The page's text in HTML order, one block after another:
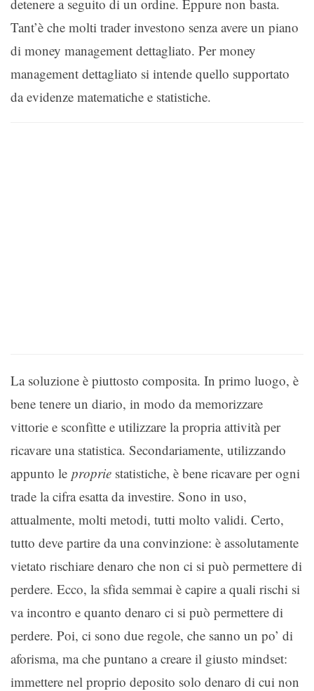
detenere a seguito di un ordine. Eppure non basta.
Tant’è che molti trader investono senza avere un piano
di money management dettagliato. Per money
management dettagliato si intende quello supportato
da evidenze matematiche e statistiche.
La soluzione è piuttosto composita. In primo luogo, è
bene tenere un diario, in modo da memorizzare
vittorie e sconfitte e utilizzare la propria attività per
ricavare una statistica. Secondariamente, utilizzando
appunto le proprie statistiche, è bene ricavare per ogni
trade la cifra esatta da investire. Sono in uso,
attualmente, molti metodi, tutti molto validi. Certo,
tutto deve partire da una convinzione: è assolutamente
vietato rischiare denaro che non ci si può permettere di
perdere. Ecco, la sfida semmai è capire a quali rischi si
va incontro e quanto denaro ci si può permettere di
perdere. Poi, ci sono due regole, che sanno un po’ di
aforisma, ma che puntano a creare il giusto mindset:
immettere nel proprio deposito solo denaro di cui non